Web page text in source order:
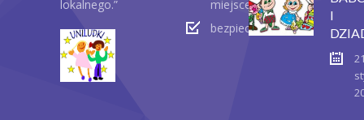
lokalnego.”
miejsce
bezpieczeństwo
I